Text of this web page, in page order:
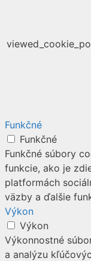
Funkčné
Funkčné
Funkčné súbory
funkcie, ako je
platformách
väzby a ďalšie
Výkon
Výkon
Výkonnostné
a analýzu